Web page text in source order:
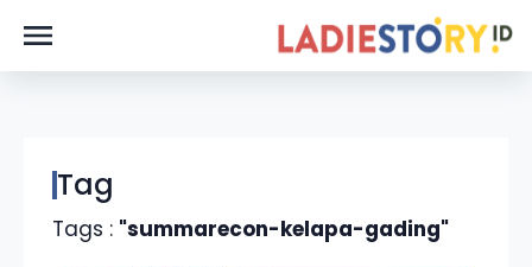
Tag
Tags : "summarecon-kelapa-gading"